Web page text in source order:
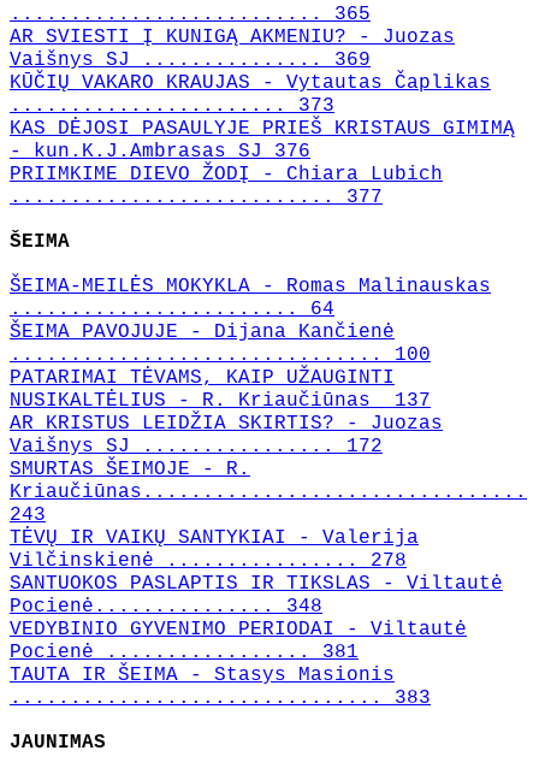
.......................... 365
AR SVIESTI Į KUNIGĄ AKMENIU? - Juozas
Vaišnys SJ ............... 369
KŪČIŲ VAKARO KRAUJAS - Vytautas Čaplikas
....................... 373
KAS DĖJOSI PASAULYJE PRIEŠ KRISTAUS GIMIMĄ
- kun.K.J.Ambrasas SJ 376
PRIIMKIME DIEVO ŽODĮ - Chiara Lubich
........................... 377
ŠEIMA
ŠEIMA-MEILĖS MOKYKLA - Romas Malinauskas
........................ 64
ŠEIMA PAVOJUJE - Dijana Kančienė
............................... 100
PATARIMAI TĖVAMS, KAIP UŽAUGINTI
NUSIKALTĖLIUS - R. Kriaučiūnas 137
AR KRISTUS LEIDŽIA SKIRTIS? - Juozas
Vaišnys SJ ................ 172
SMURTAS ŠEIMOJE - R.
Kriaučiūnas................................
243
TĖVŲ IR VAIKŲ SANTYKIAI - Valerija
Vilčinskienė ................ 278
SANTUOKOS PASLAPTIS IR TIKSLAS - Viltautė
Pocienė............... 348
VEDYBINIO GYVENIMO PERIODAI - Viltautė
Pocienė ................. 381
TAUTA IR ŠEIMA - Stasys Masionis
............................... 383
JAUNIMAS